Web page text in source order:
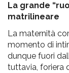
La grande
matrilineare
La maternità
momento di
dunque fuori
tuttavia, foriera